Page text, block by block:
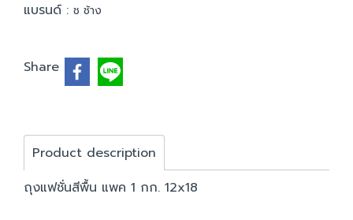
แบรนด์ : ช ช้าง
Share
Product description
ถุงแฟชั่นสีพื้น แพค 1 กก. 12x18